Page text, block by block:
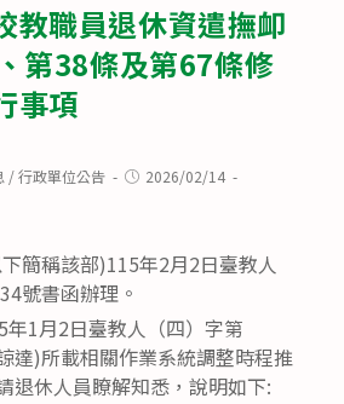
教職員退休資遣撫卹
第38條及第67條修
事項
/行政單位公告
Post2026/02/14
簡稱該部)115年2月2日臺教人
號書函辦理。
1月2日臺教人（四）字第
達)所載相關作業系統調整時程推
退休人員瞭解知悉，說明如下: